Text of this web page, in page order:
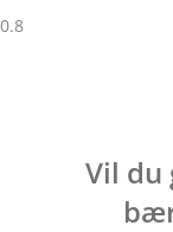
Vil du